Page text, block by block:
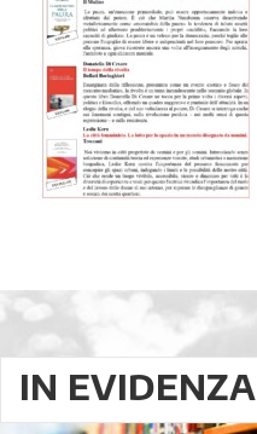
IN EVIDENZA